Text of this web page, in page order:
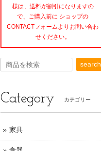
様は、送料が割引になりますの
で、ご購入前に ショップの
CONTACTフォームよりお問い合わ
せください。
search
Category カテゴリー
家具